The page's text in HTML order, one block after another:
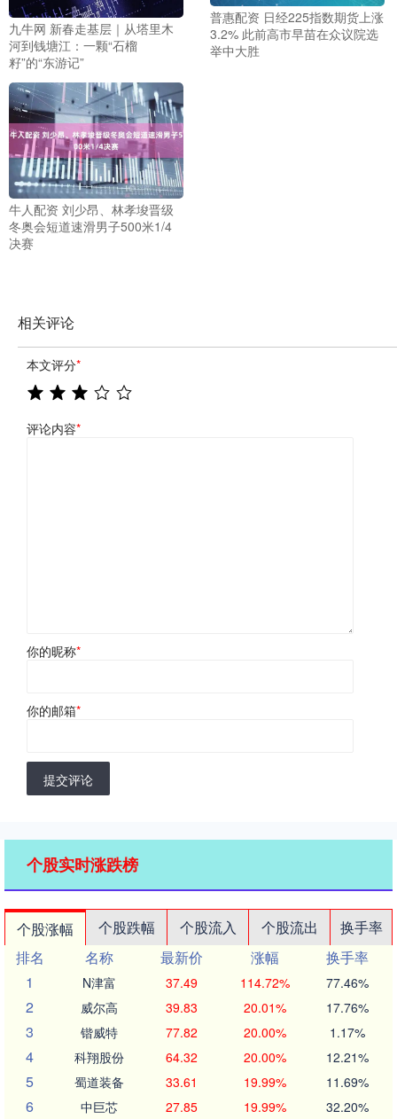
九牛网 新春走基层｜从塔里木
河到钱塘江：一颗“石榴
籽”的“东游记”
普惠配资 日经225指数期货上涨
3.2% 此前高市早苗在众议院选
举中大胜
牛人配资 刘少昂、林孝埈晋级
冬奥会短道速滑男子500米1/4
决赛
相关评论
本文评分*
评论内容*
你的昵称*
你的邮箱*
提交评论
个股实时涨跌榜
个股涨幅 个股跌幅 个股流入 个股流出
换手率
排名
名称 最新价 涨幅
换手率
1
N津富 37.49 114.72% 77.46%
2 威尔高 39.83 20.01% 17.76%
3 锴威特 77.82 20.00% 1.17%
4 科翔股份 64.32 20.00% 12.21%
5 蜀道装备 33.61 19.99% 11.69%
6 中巨芯 27.85 19.99% 32.20%